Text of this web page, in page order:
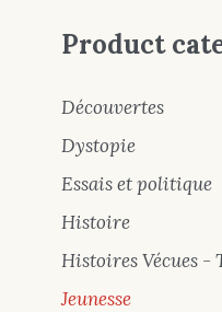
Product
Découvertes
Dystopie
Essais et politique
Histoire
Histoires Vécues -
Jeunesse